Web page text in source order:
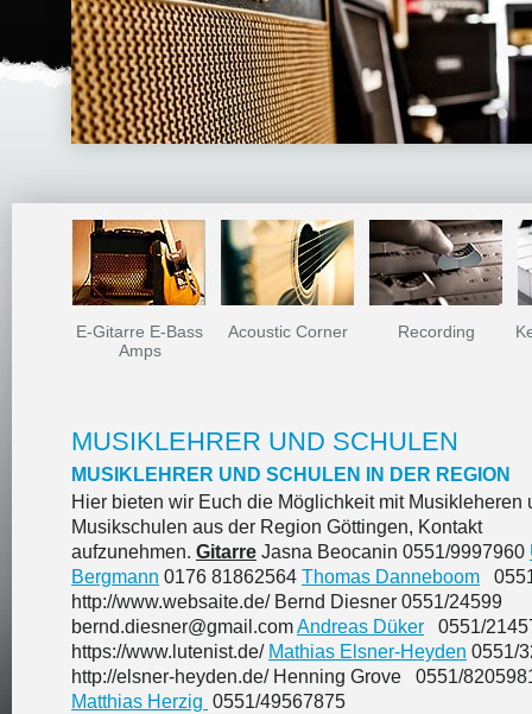
PARTNER /
DANKESCHÖN
E-Gitarre E-Bass
Amps
Acoustic Corner Recording
MUSIKLEHRER UND SCHULEN
MUSIKLEHRER UND SCHULEN IN DER REGION
Hier bieten wir Euch die Möglichkeit mit Musikleheren
Musikschulen aus der Region Göttingen, Kontakt
aufzunehmen. Gitarre Jasna Beocanin 0551/9997960
Bergmann 0176 81862564 Thomas Danneboom
http://www.websaite.de/ Bernd Diesner 0551/24599
bernd.diesner@gmail.comAndreas Düker 0551/
https://www.lutenist.de/ Mathias Elsner-Heyden 0551/
http://elsner-heyden.de/ Henning Grove 0551/
Matthias Herzig 0551/49567875